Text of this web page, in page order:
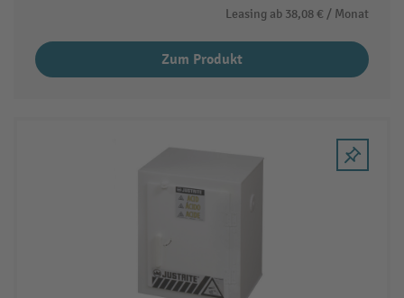
Leasing ab 38,08 € / Monat
Zum Produkt